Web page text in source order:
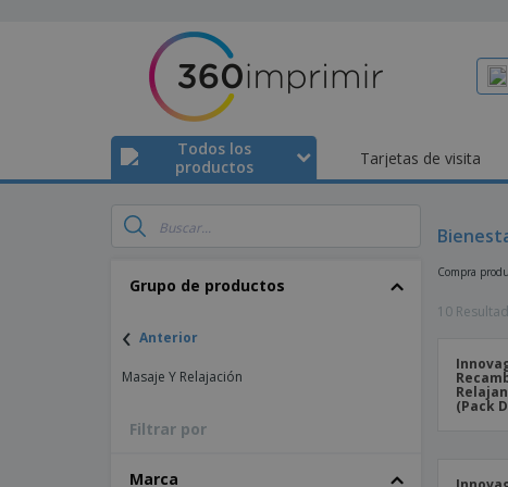
Todos los
productos
Tarjetas de visita
Grupo de productos
‹ Anterior
Masaje Y Relajación
Filtrar por
Marca
Compra
10
(Pack